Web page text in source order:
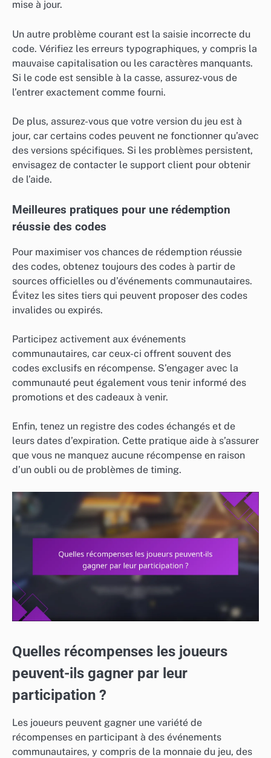
mise à jour.
Un autre problème courant est la saisie incorrecte du
code. Vérifiez les erreurs typographiques, y compris la
mauvaise capitalisation ou les caractères manquants.
Si le code est sensible à la casse, assurez-vous de
l’entrer exactement comme fourni.
De plus, assurez-vous que votre version du jeu est à
jour, car certains codes peuvent ne fonctionner qu’avec
des versions spécifiques. Si les problèmes persistent,
envisagez de contacter le support client pour obtenir
de l’aide.
Meilleures pratiques pour une rédemption
réussie des codes
Pour maximiser vos chances de rédemption réussie
des codes, obtenez toujours des codes à partir de
sources officielles ou d’événements communautaires.
Évitez les sites tiers qui peuvent proposer des codes
invalides ou expirés.
Participez activement aux événements
communautaires, car ceux-ci offrent souvent des
codes exclusifs en récompense. S’engager avec la
communauté peut également vous tenir informé des
promotions et des cadeaux à venir.
Enfin, tenez un registre des codes échangés et de
leurs dates d’expiration. Cette pratique aide à s’assurer
que vous ne manquez aucune récompense en raison
d’un oubli ou de problèmes de timing.
Quelles récompenses les joueurs
peuvent-ils gagner par leur
participation ?
Les joueurs peuvent gagner une variété de
récompenses en participant à des événements
communautaires, y compris de la monnaie du jeu, des